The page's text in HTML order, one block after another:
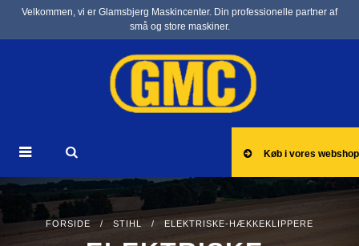
Velkommen, vi er Glamsbjerg Maskincenter. Din professionelle partner af
små og store maskiner.
Køb i vores webshop
FORSIDE / STIHL / ELEKTRISKE-HÆKKEKLIPPERE